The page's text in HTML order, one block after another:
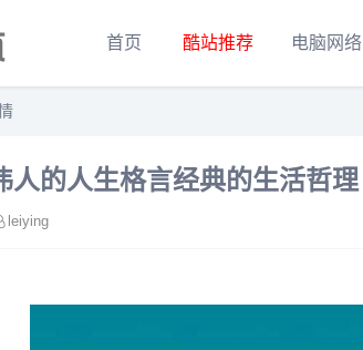
首页 酷站推荐 电脑网络
人的人生格言经典的生活哲理
leiying